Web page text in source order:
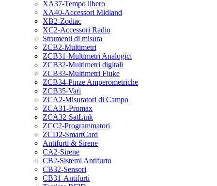
XA37-Tempo libero
XA40-Accessori Midland
XB2-Zodiac
XC2-Accessori Radio
Strumenti di misura
ZCB2-Multimetri
ZCB31-Multimetri Analogici
ZCB32-Multimetri digitali
ZCB33-Multimetri Fluke
ZCB34-Pinze Amperometriche
ZCB35-Vari
ZCA2-Misuratori di Campo
ZCA31-Promax
ZCA32-SatLink
ZCC2-Programmatori
ZCD2-SmartCard
Antifurti & Sirene
CA2-Sirene
CB2-Sistemi Antifurto
CB32-Sensori
CB31-Antifurti